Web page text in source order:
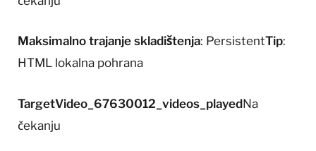
Maksimalno trajanje skladištenja: PersistentTip:
HTML lokalna pohrana
TargetVideo_67630012_videos_playedNa
čekanju